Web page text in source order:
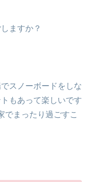
ますか？
スノーボードをしな
もあって楽しいです
でまったり過ごすこ